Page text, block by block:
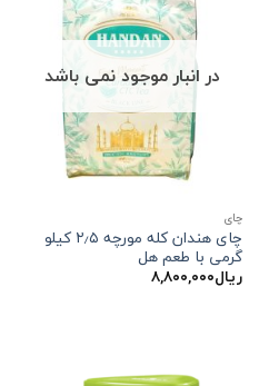
در انبار موجود نمی باشد
چاي
چای هندان کله مورچه ۲٫۵ کیلو
گرمی با طعم هل
ریال۸,۸۰۰,۰۰۰